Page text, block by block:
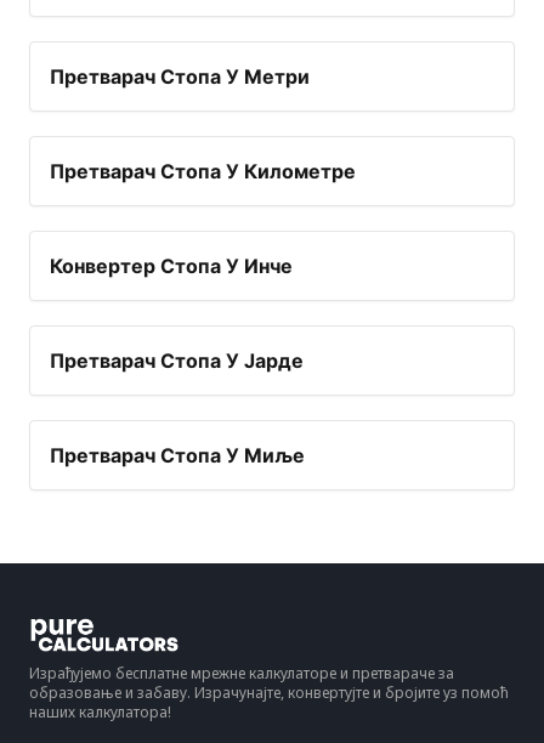
Претварач Стопа У Метри
Претварач Стопа У Километре
Конвертер Стопа У Инче
Претварач Стопа У Јарде
Претварач Стопа У Миље
Израђујемо бесплатне мрежне калкулаторе и претвараче за
образовање и забаву. Израчунајте, конвертујте и бројите уз помоћ
наших калкулатора!